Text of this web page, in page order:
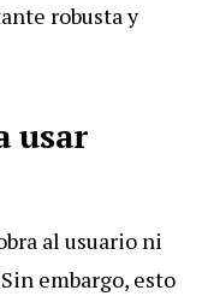
robusta y
usar
al usuario ni
embargo, esto